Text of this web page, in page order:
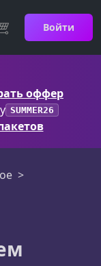
Войти
оффер
SUMMER26